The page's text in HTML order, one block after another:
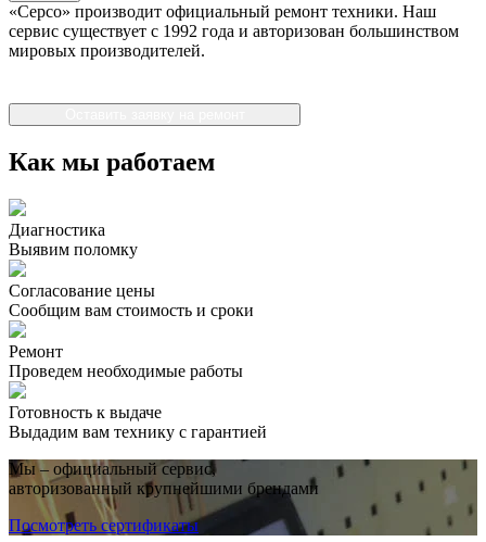
«Серсо» производит официальный ремонт техники. Наш
сервис существует с 1992 года и авторизован большинством
мировых производителей.
Как мы работаем
Диагностика
Выявим поломку
Согласование цены
Сообщим вам стоимость и сроки
Ремонт
Проведем необходимые работы
Готовность к выдаче
Выдадим вам технику с гарантией
Мы – официальный сервис,
авторизованный крупнейшими брендами
Посмотреть сертификаты